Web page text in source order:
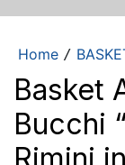
Home /
Basket
Bucchi
Rimini